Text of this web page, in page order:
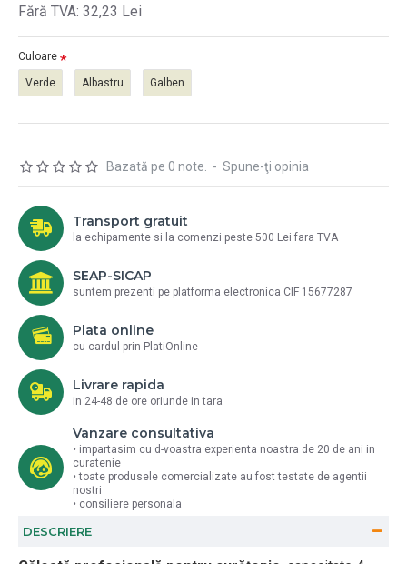
Bazată pe 0 note. - Spune-ţi opinia
Fără TVA: 32,23 Lei
Culoare
Verde Albastru Galben
Transport gratuit
la echipamente si la comenzi peste 500 Lei fara TVA
SEAP-SICAP
suntem prezenti pe platforma electronica CIF 15677287
Plata online
cu cardul prin PlatiOnline
Livrare rapida
in 24-48 de ore oriunde in tara
Vanzare consultativa
• impartasim cu d-voastra experienta noastra de 20 de ani in
curatenie
• toate produsele comercializate au fost testate de agentii
nostri
• consiliere personala
DESCRIERE